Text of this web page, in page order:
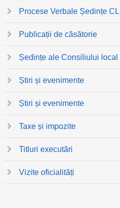
Procese Verbale Ședințe CL
Publicații de căsătorie
Ședințe ale Consiliului local
Știri și evenimente
Știri și evenimente
Taxe și impozite
Titluri executări
Vizite oficialități